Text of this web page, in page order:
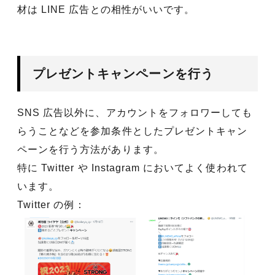
材は LINE 広告との相性がいいです。
プレゼントキャンペーンを行う
SNS 広告以外に、アカウントをフォロワーしても
らうことなどを参加条件としたプレゼントキャン
ペーンを行う方法があります。
特に Twitter や Instagram においてよく使われて
います。
Twitter の例：